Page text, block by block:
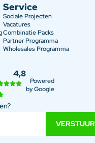
Service
Sociale Projecten
Vacatures
Combinatie Packs
Partner Programma
Wholesales Programma
4,8
Powered
by Google
VERSTUUR